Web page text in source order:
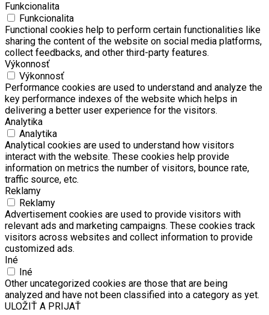
Funkcionalita
Funkcionalita
Functional cookies help to perform certain functionalities like
sharing the content of the website on social media platforms,
collect feedbacks, and other third-party features.
Výkonnosť
Výkonnosť
Performance cookies are used to understand and analyze the
key performance indexes of the website which helps in
delivering a better user experience for the visitors.
Analytika
Analytika
Analytical cookies are used to understand how visitors
interact with the website. These cookies help provide
information on metrics the number of visitors, bounce rate,
traffic source, etc.
Reklamy
Reklamy
Advertisement cookies are used to provide visitors with
relevant ads and marketing campaigns. These cookies track
visitors across websites and collect information to provide
customized ads.
Iné
Iné
Other uncategorized cookies are those that are being
analyzed and have not been classified into a category as yet.
ULOŽIŤ A PRIJAŤ